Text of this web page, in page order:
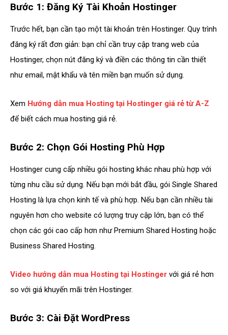
Bước 1: Đăng Ký Tài Khoản Hostinger
Trước hết, bạn cần tạo một tài khoản trên Hostinger. Quy trình
đăng ký rất đơn giản: bạn chỉ cần truy cập trang web của
Hostinger, chọn nút đăng ký và điền các thông tin cần thiết
như email, mật khẩu và tên miền bạn muốn sử dụng.
Xem Hướng dẫn mua Hosting tại Hostinger giá rẻ từ A-Z
để biết cách mua hosting giá rẻ.
Bước 2: Chọn Gói Hosting Phù Hợp
Hostinger cung cấp nhiều gói hosting khác nhau phù hợp với
từng nhu cầu sử dụng. Nếu bạn mới bắt đầu, gói Single Shared
Hosting là lựa chọn kinh tế và phù hợp. Nếu bạn cần nhiều tài
nguyên hơn cho website có lượng truy cập lớn, bạn có thể
chọn các gói cao cấp hơn như Premium Shared Hosting hoặc
Business Shared Hosting.
Video hướng dẫn mua Hosting tại Hostinger với giá rẻ hơn
so với giá khuyến mãi trên Hostinger.
Bước 3: Cài Đặt WordPress